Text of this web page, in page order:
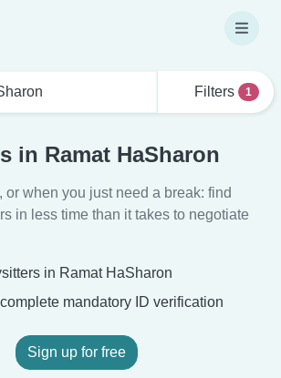
Filters 1
in Ramat HaSharon
or when you just need a break: find
in less time than it takes to negotiate
in Ramat HaSharon
mandatory ID verification
Sign up for free